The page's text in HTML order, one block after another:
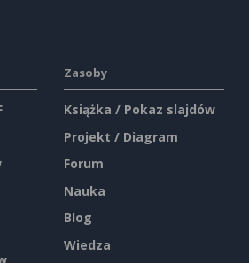
Zasoby
Książka / Pokaz slajdów
Projekt / Diagram
Forum
Nauka
Blog
Wiedza